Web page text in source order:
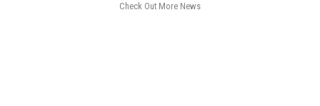
Check Out More News